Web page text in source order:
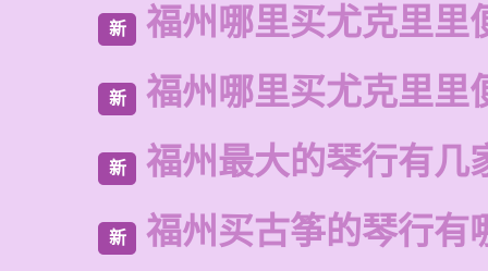
新 福州哪里买尤克里里
新 福州哪里买尤克里里
新 福州最大的琴行有几
新 福州买古筝的琴行有